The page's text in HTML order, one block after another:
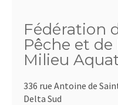
Fédération
Pêche et
Milieu
336 rue Antoine de
Delta Sud